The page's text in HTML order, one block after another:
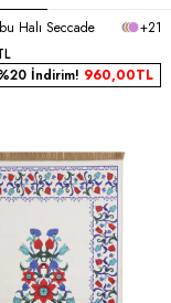
Halı Seccade
+21
İndirim! 960,00TL